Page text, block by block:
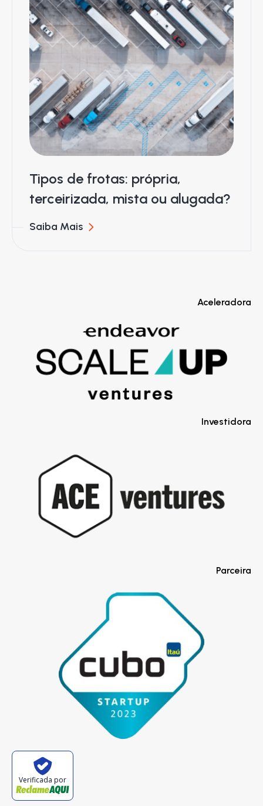
Tipos de frotas: própria,
terceirizada, mista ou alugada?
Saiba Mais
Aceleradora
Investidora
Parceira
Verificada por